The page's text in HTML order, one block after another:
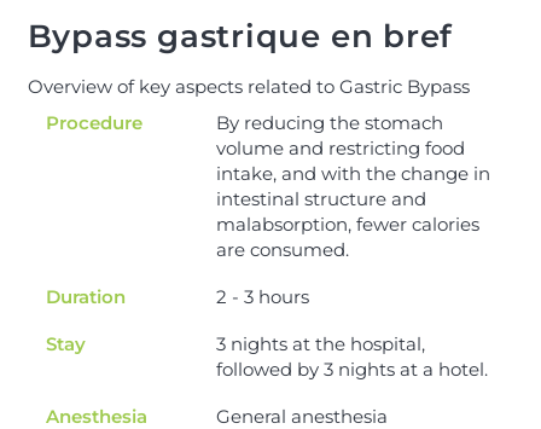
Bypass gastrique en bref
Overview of key aspects related to Gastric Bypass
Procedure
By reducing the stomach
volume and restricting food
intake, and with the change in
intestinal structure and
malabsorption, fewer calories
are consumed.
Duration 2 - 3 hours
Stay
3 nights at the hospital,
followed by 3 nights at a hotel.
Anesthesia General anesthesia